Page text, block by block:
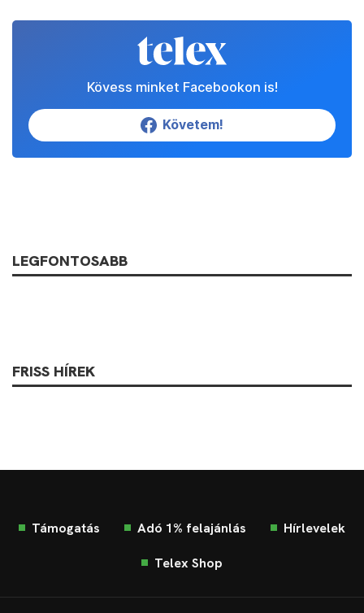
Kövess minket Facebookon is!
Követem!
LEGFONTOSABB
FRISS HÍREK
Támogatás Adó 1% felajánlás Hírlevelek
Telex Shop